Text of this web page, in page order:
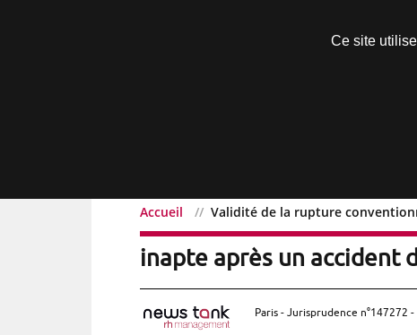
Accueil Validité de la rupture
Validité de la rupture
inapte après un accident
Paris - Jurisprudence n°147272
Ce site